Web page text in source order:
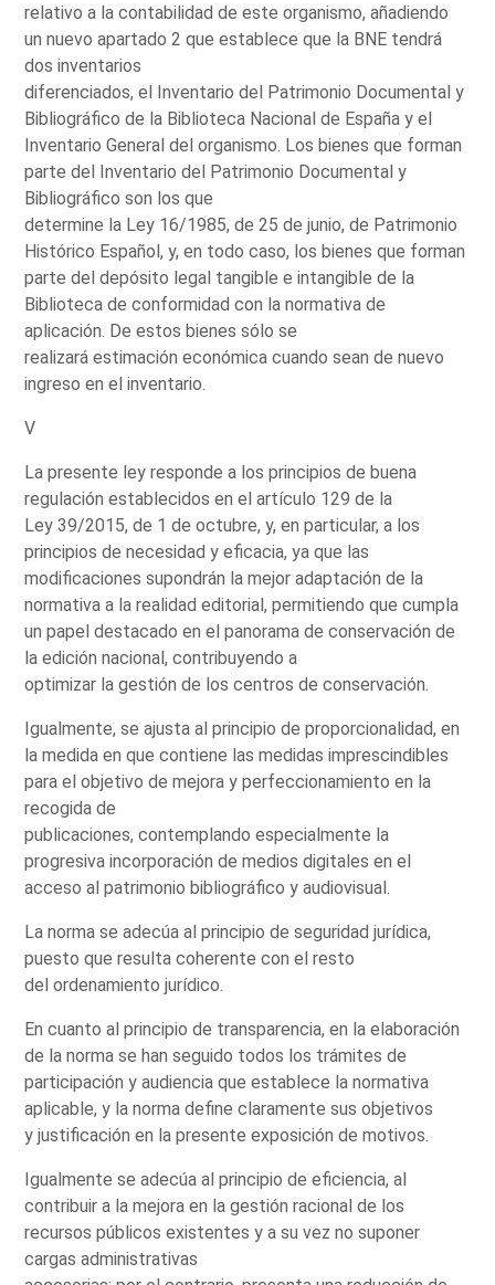
relativo a la contabilidad de este organismo, añadiendo
un nuevo apartado 2 que establece que la BNE tendrá
dos inventarios
diferenciados, el Inventario del Patrimonio Documental y
Bibliográfico de la Biblioteca Nacional de España y el
Inventario General del organismo. Los bienes que forman
parte del Inventario del Patrimonio Documental y
Bibliográfico son los que
determine la Ley 16/1985, de 25 de junio, de Patrimonio
Histórico Español, y, en todo caso, los bienes que forman
parte del depósito legal tangible e intangible de la
Biblioteca de conformidad con la normativa de
aplicación. De estos bienes sólo se
realizará estimación económica cuando sean de nuevo
ingreso en el inventario.
V
La presente ley responde a los principios de buena
regulación establecidos en el artículo 129 de la
Ley 39/2015, de 1 de octubre, y, en particular, a los
principios de necesidad y eficacia, ya que las
modificaciones supondrán la mejor adaptación de la
normativa a la realidad editorial, permitiendo que cumpla
un papel destacado en el panorama de conservación de
la edición nacional, contribuyendo a
optimizar la gestión de los centros de conservación.
Igualmente, se ajusta al principio de proporcionalidad, en
la medida en que contiene las medidas imprescindibles
para el objetivo de mejora y perfeccionamiento en la
recogida de
publicaciones, contemplando especialmente la
progresiva incorporación de medios digitales en el
acceso al patrimonio bibliográfico y audiovisual.
La norma se adecúa al principio de seguridad jurídica,
puesto que resulta coherente con el resto
del ordenamiento jurídico.
En cuanto al principio de transparencia, en la elaboración
de la norma se han seguido todos los trámites de
participación y audiencia que establece la normativa
aplicable, y la norma define claramente sus objetivos
y justificación en la presente exposición de motivos.
Igualmente se adecúa al principio de eficiencia, al
contribuir a la mejora en la gestión racional de los
recursos públicos existentes y a su vez no suponer
cargas administrativas